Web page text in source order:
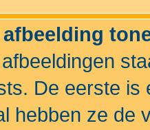
afbeelding
De eerste
hebben ze de